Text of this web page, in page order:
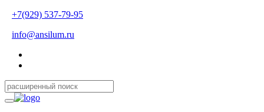
+7(929) 537-79-95
info@ansilum.ru